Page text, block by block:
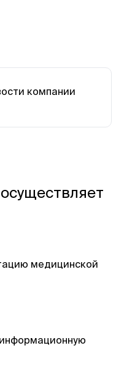
компании
медицинской